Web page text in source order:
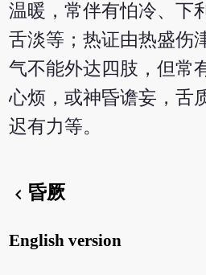
温暖，常伴有怕冷、下
舌淡等；热证由热盛伤
气不能外达四肢，但常
心烦，或神昏谵妄，舌
迟有力等。
chevron_left 昏厥
English version